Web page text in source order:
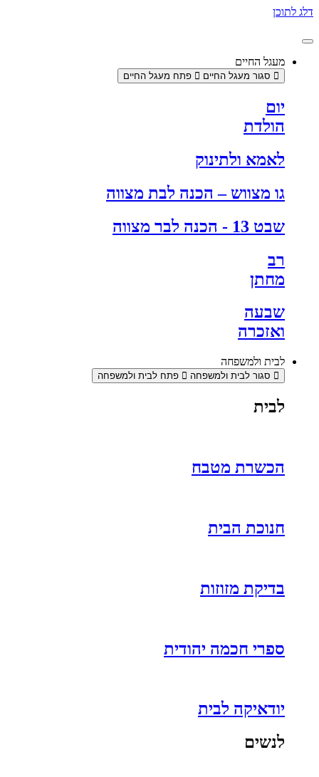
דלג לתוכן
מעגל החיים
סגור מעגל החיים פתח מעגל החיים
יום
הולדת
לאמא ולתינוק
גו מצווש – הכנה לבת מצווה
שבט 13 - הכנה לבר מצווה
רב
מחתן
שבעה
ואזכרה
לבית ולמשפחה
סגור לבית ולמשפחה פתח לבית ולמשפחה
לבית
הכשרת מטבח
חנוכת הבית
בדיקת מזוזות
ספרי חכמה יהודית
יודאיקה לבית
לנשים